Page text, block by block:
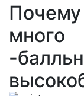
Почему
много
-